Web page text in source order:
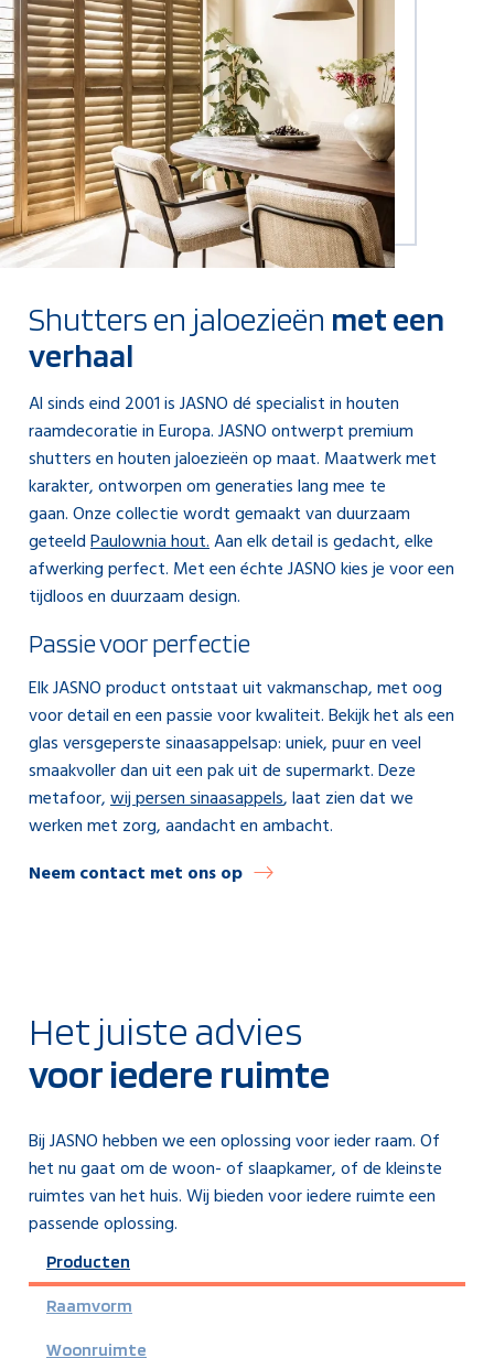
Shutters en jaloezieën met een
verhaal
Al sinds eind 2001 is JASNO dé specialist in houten
raamdecoratie in Europa. JASNO ontwerpt premium
shutters en houten jaloezieën op maat. Maatwerk met
karakter, ontworpen om generaties lang mee te
gaan. Onze collectie wordt gemaakt van duurzaam
geteeldPaulownia hout.Aan elk detail is gedacht, elke
afwerking perfect. Met een échte JASNO kies je voor een
tijdloos en duurzaam design.
Passie voor perfectie
Elk JASNO product ontstaat uit vakmanschap, met oog
voor detail en een passie voor kwaliteit. Bekijk het als een
glas versgeperste sinaasappelsap: uniek, puur en veel
smaakvoller dan uit een pak uit de supermarkt. Deze
metafoor,wij persen sinaasappels, laat zien dat we
werken met zorg, aandacht en ambacht.
Neem contact met ons op
Het juiste advies
voor iedere ruimte
Bij JASNO hebben we een oplossing voor ieder raam. Of
het nu gaat om de woon- of slaapkamer, of de kleinste
ruimtes van het huis. Wij bieden voor iedere ruimte een
passende oplossing.
Producten
Raamvorm
Woonruimte